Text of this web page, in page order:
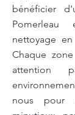
bénéficier
nettoyage
Chaque
attention
nous pour